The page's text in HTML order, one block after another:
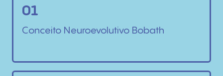
01
Conceito Neuroevolutivo Bobath